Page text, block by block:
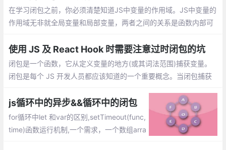
在学习闭包之前，你必须清楚知道JS中变量的作用域。JS中变量的
作用域无非就全局变量和局部变量，两者之间的关系是函数内部可
量的
使用 JS 及 React Hook 时需要注意过时闭包的坑
闭包是一个函数，它从定义变量的地方(或其词法范围)捕获变量。
闭包是每个 JS 开发人员都应该知道的一个重要概念。当闭包捕获
js循环中的异步&&循环中的闭包
for循环中let 和var的区别,setTimeout(func,
time)函数运行机制,一个需求，一个数组arra